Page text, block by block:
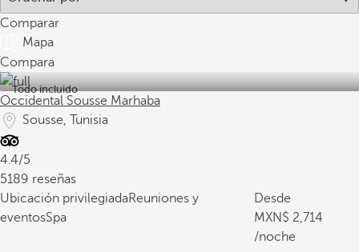
Comparar
Mapa
Compara
Todo incluido
Occidental Sousse Marhaba
Sousse, Tunisia
4.4/5
5189 reseñas
Ubicación privilegiadaReuniones y
eventosSpa
Desde
2,714
/noche